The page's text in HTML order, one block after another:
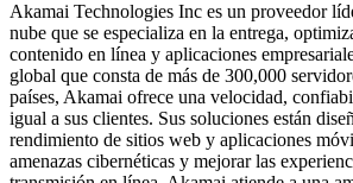
Akamai Technologies Inc es un proveedor
nube que se especializa en la entrega,
contenido en línea y aplicaciones
global que consta de más de 300,000
países, Akamai ofrece una velocidad,
igual a sus clientes. Sus soluciones están
rendimiento de sitios web y aplicaciones
amenazas cibernéticas y mejorar las